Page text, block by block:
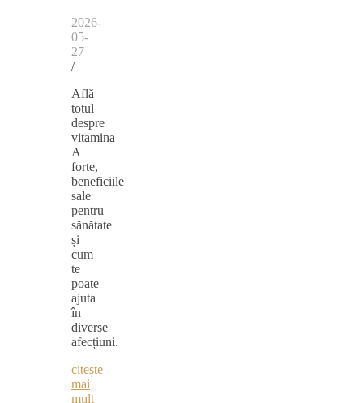
2026-
05-
27
/
Află
totul
despre
vitamina
A
forte,
beneficiile
sale
pentru
sănătate
și
cum
te
poate
ajuta
în
diverse
afecțiuni.
citește
mai
mult